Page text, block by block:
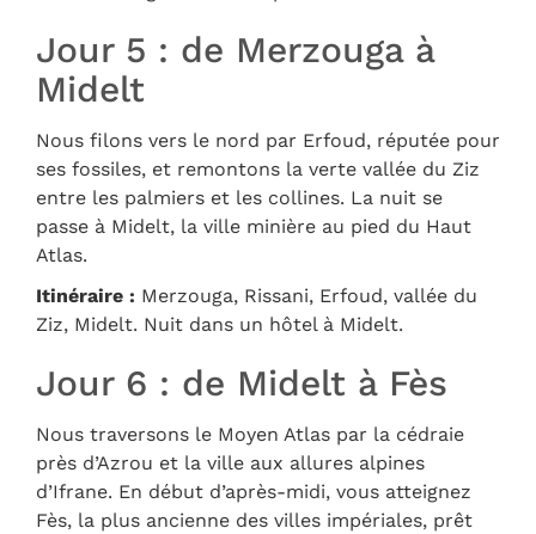
Jour 5 : de Merzouga à
Midelt
Nous filons vers le nord par Erfoud, réputée pour
ses fossiles, et remontons la verte vallée du Ziz
entre les palmiers et les collines. La nuit se
passe à Midelt, la ville minière au pied du Haut
Atlas.
Itinéraire : Merzouga, Rissani, Erfoud, vallée du
Ziz, Midelt. Nuit dans un hôtel à Midelt.
Jour 6 : de Midelt à Fès
Nous traversons le Moyen Atlas par la cédraie
près d’Azrou et la ville aux allures alpines
d’Ifrane. En début d’après-midi, vous atteignez
Fès, la plus ancienne des villes impériales, prêt